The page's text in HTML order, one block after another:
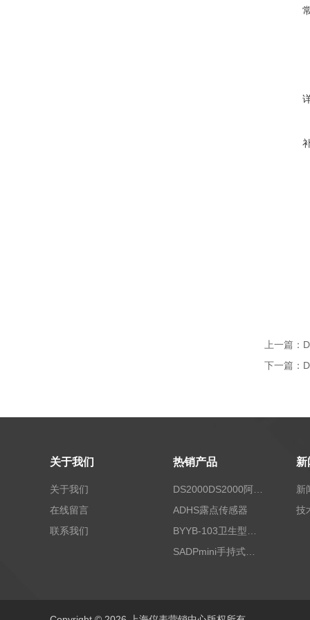
上一篇：
下一篇：
关于我们
关于我们
在线留言
联系我们
热销产品
ADHS露点传感器
新
新
技